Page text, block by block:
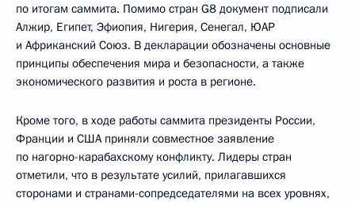
по итогам саммита. Помимо стран G8 документ подписали
Алжир, Египет, Эфиопия, Нигерия, Сенегал, ЮАР
и Африканский Союз. В декларации обозначены основные
принципы обеспечения мира и безопасности, а также
экономического развития и роста в регионе.
Кроме того, в ходе работы саммита президенты России,
Франции и США приняли совместное заявление
по нагорно-карабахскому конфликту. Лидеры стран
отметили, что в результате усилий, прилагавшихся
сторонами и странами-сопредседателями на всех уровнях,